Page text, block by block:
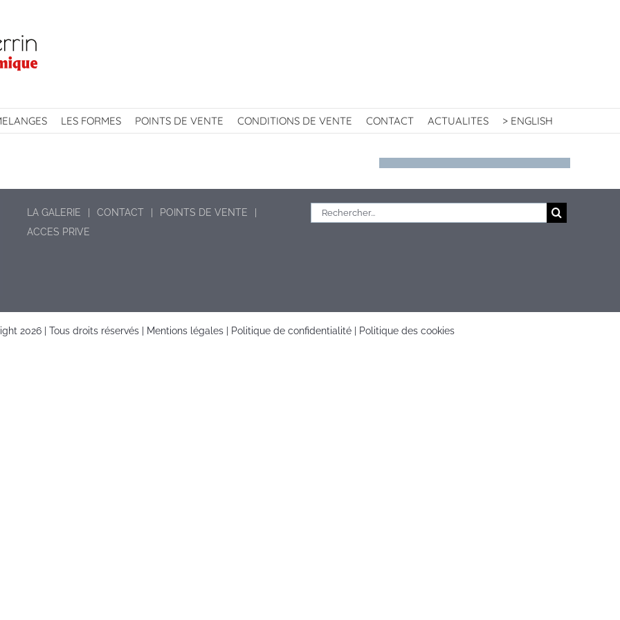
LES FORMES POINTS DE VENTE CONDITIONS DE VENTE CONTACT ACTUALITES > ENGLISH
LA GALERIE CONTACT
POINTS DE VENTE
ACCES PRIVE
Rechercher:
2026 | Tous droits réservés | Mentions légales| Politique de confidentialité| Politique des cookies